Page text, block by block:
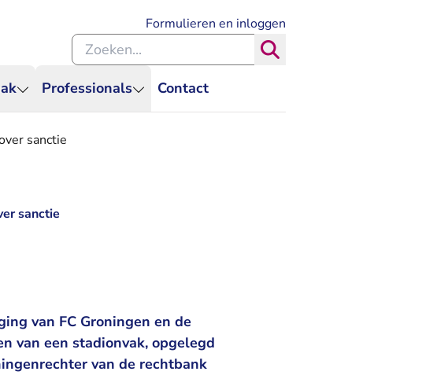
Professionals Contact
Formulieren en inloggen
Zoeken binnen de Rechtspraak
sanctie
sanctie
van FC Groningen en de
van een stadionvak, opgelegd
van de rechtbank